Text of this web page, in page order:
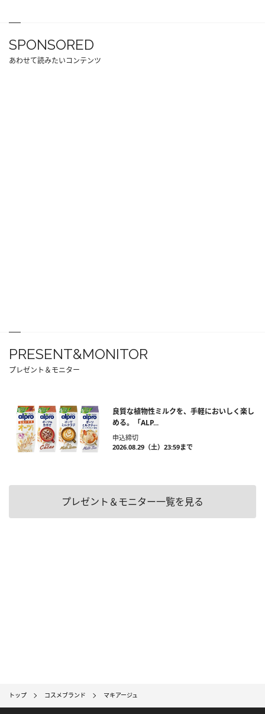
SPONSORED
あわせて読みたいコンテンツ
PRESENT&MONITOR
プレゼント＆モニター
良質な植物性ミルクを、手軽においしく楽し
める。「ALP...
申込締切
2026.08.29（土）23:59まで
プレゼント＆モニター一覧を見る
トップ コスメブランド マキアージュ